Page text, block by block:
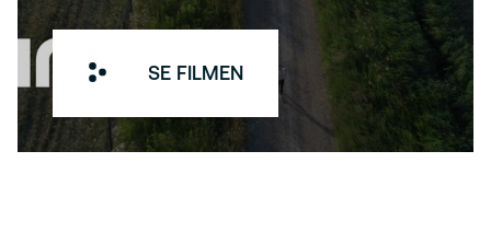
SE FILMEN